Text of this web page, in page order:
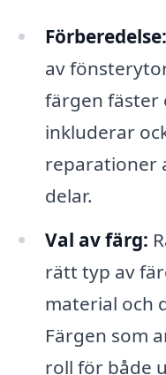
Förberedelse:
av
färgen fäster
inkluderar
reparationer
delar.
Val av färg:
rätt typ av
material och
Färgen som
roll för både